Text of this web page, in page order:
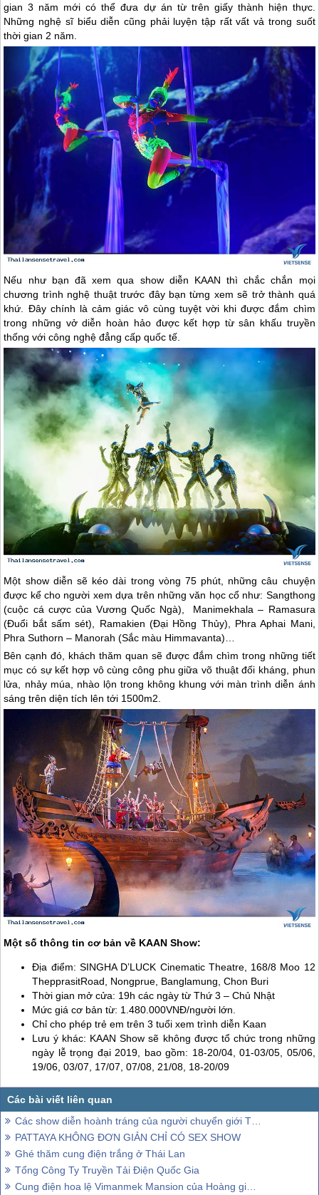
gian 3 năm mới có thể đưa dự án từ trên giấy thành hiện thực.
Những nghệ sĩ biểu diễn cũng phải luyện tập rất vất vả trong suốt
thời gian 2 năm.
Nếu như bạn đã xem qua show diễn KAAN thì chắc chắn mọi
chương trình nghệ thuật trước đây bạn từng xem sẽ trở thành quá
khứ. Đây chính là cảm giác vô cùng tuyệt vời khi được đắm chìm
trong những vở diễn hoàn hảo được kết hợp từ sân khấu truyền
thống với công nghệ đẳng cấp quốc tế.
Một show diễn sẽ kéo dài trong vòng 75 phút, những câu chuyện
được kể cho người xem dựa trên những văn học cổ như: Sangthong
(cuộc cá cược của Vương Quốc Ngà), Manimekhala – Ramasura
(Đuổi bắt sấm sét), Ramakien (Đại Hồng Thủy), Phra Aphai Mani,
Phra Suthorn – Manorah (Sắc màu Himmavanta)…
Bên cạnh đó, khách thăm quan sẽ được đắm chìm trong những tiết
mục có sự kết hợp vô cùng công phu giữa võ thuật đối kháng, phun
lửa, nhảy múa, nhào lộn trong không khung với màn trình diễn ánh
sáng trên diện tích lên tới 1500m2.
Một số thông tin cơ bản về KAAN Show:
Địa điểm: SINGHA D’LUCK Cinematic Theatre, 168/8 Moo 12
ThepprasitRoad, Nongprue, Banglamung, Chon Buri
Thời gian mở cửa: 19h các ngày từ Thứ 3 – Chủ Nhật
Mức giá cơ bản từ: 1.480.000VNĐ/người lớn.
Chỉ cho phép trẻ em trên 3 tuổi xem trình diễn Kaan
Lưu ý khác: KAAN Show sẽ không được tổ chức trong những
ngày lễ trọng đại 2019, bao gồm: 18-20/04, 01-03/05, 05/06,
19/06, 03/07, 17/07, 07/08, 21/08, 18-20/09
Các show diễn hoành tráng của người chuyển giới Thái Lan
PATTAYA KHÔNG ĐƠN GIẢN CHỈ CÓ SEX SHOW
Ghé thăm cung điện trắng ở Thái Lan
Tổng Công Ty Truyền Tải Điện Quốc Gia
Cung điện hoa lệ Vimanmek Mansion của Hoàng gia Thái Lan